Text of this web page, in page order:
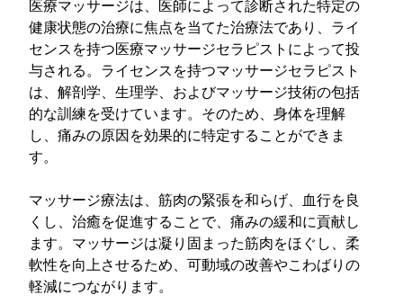
医療マッサージは、医師によって診断された特定の
健康状態の治療に焦点を当てた治療法であり、ライ
センスを持つ医療マッサージセラピストによって投
与される。ライセンスを持つマッサージセラピスト
は、解剖学、生理学、およびマッサージ技術の包括
的な訓練を受けています。そのため、身体を理解
し、痛みの原因を効果的に特定することができま
す。
マッサージ療法は、筋肉の緊張を和らげ、血行を良
くし、治癒を促進することで、痛みの緩和に貢献し
ます。マッサージは凝り固まった筋肉をほぐし、柔
軟性を向上させるため、可動域の改善やこわばりの
軽減につながります。